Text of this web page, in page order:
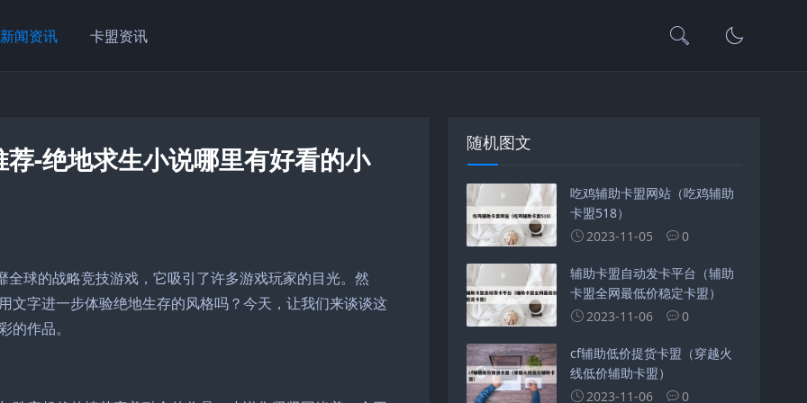
新闻资讯 卡盟资讯
-绝地求生小说哪里有好看的小
球的战略竞技游戏，它吸引了许多游戏玩家的目光。然
文字进一步体验绝地生存的风格吗？今天，让我们来谈谈这
作品。
随机图文
吃鸡辅助卡盟网站（吃鸡辅助
卡盟518）
2023-11-05
0
辅助卡盟自动发卡平台（辅助
卡盟全网最低价稳定卡盟）
2023-11-06
0
cf辅助低价提货卡盟（穿越火
线低价辅助卡盟）
2023-11-06
0